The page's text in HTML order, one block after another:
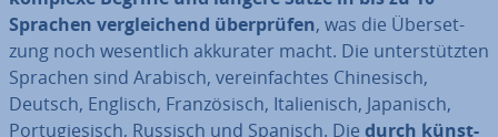
Sprachen ver­glei­chend über­prü­fen, was die Über­set­
zung noch we­sent­lich akkurater macht. Die un­ter­stütz­ten
Sprachen sind Arabisch, ver­ein­fach­tes Chi­ne­sisch,
Deutsch, Englisch, Fran­zö­sisch, Ita­lie­nisch, Japanisch,
Por­tu­gie­sisch, Russisch und Spanisch. Die durch künst­